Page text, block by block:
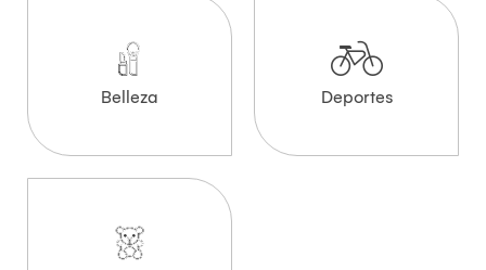
Belleza Deportes